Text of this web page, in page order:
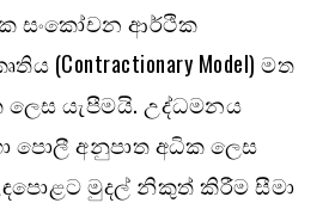
සංකෝචන ආර්ථික
(Contractionary Model) මත
යැපීමයි. උද්ධමනය
පොලී අනුපාත අධික ලෙස
මුදල් නිකුත් කිරීම සීමා